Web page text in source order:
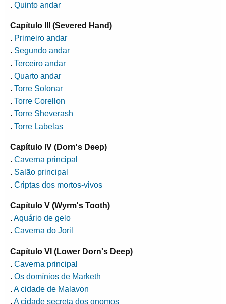
. Quinto andar
Capítulo III (Severed Hand)
. Primeiro andar
. Segundo andar
. Terceiro andar
. Quarto andar
. Torre Solonar
. Torre Corellon
. Torre Sheverash
. Torre Labelas
Capítulo IV (Dorn's Deep)
. Caverna principal
. Salão principal
. Criptas dos mortos-vivos
Capítulo V (Wyrm's Tooth)
. Aquário de gelo
. Caverna do Joril
Capítulo VI (Lower Dorn's Deep)
. Caverna principal
. Os domínios de Marketh
. A cidade de Malavon
. A cidade secreta dos gnomos